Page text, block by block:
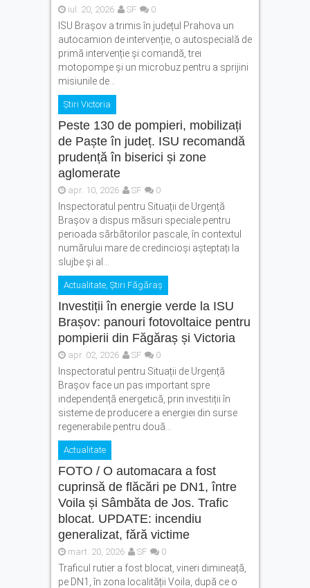
iul. 20, 2026 SF 0
ISU Brașov a trimis în județul Prahova un
autocamion de intervenție, o autospecială de
primă intervenție și comandă, trei
motopompe și un microbuz pentru a sprijini
misiunile de...
Știri Victoria
Peste 130 de pompieri, mobilizați
de Paște în județ. ISU recomandă
prudență în biserici și zone
aglomerate
apr. 10, 2026 SF 0
Inspectoratul pentru Situații de Urgență
Brașov a dispus măsuri speciale pentru
perioada sărbătorilor pascale, în contextul
numărului mare de credincioși așteptați la
slujbe și al...
Actualitate Știri Făgăraș
Investiții în energie verde la ISU
Brașov: panouri fotovoltaice pentru
pompierii din Făgăraș și Victoria
apr. 02, 2026 SF 0
Inspectoratul pentru Situații de Urgență
Brașov face un pas important spre
independență energetică, prin investiții în
sisteme de producere a energiei din surse
regenerabile pentru două...
Actualitate
FOTO / O automacara a fost
cuprinsă de flăcări pe DN1, între
Voila și Sâmbăta de Jos. Trafic
blocat. UPDATE: incendiu
generalizat, fără victime
mart. 20, 2026 SF 0
Traficul rutier a fost blocat, vineri dimineață,
pe DN1, în zona localității Voila, după ce o